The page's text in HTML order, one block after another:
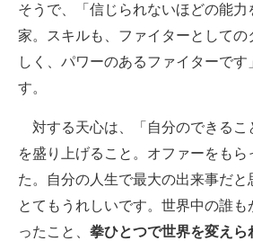
そうで、「信じられないほどの能力
家。スキルも、ファイターとしての
しく、パワーのあるファイターです
す。
対する天心は、「自分のできるこ
を盛り上げること。オファーをもら
た。自分の人生で最大の出来事だと
とてもうれしいです。世界中の誰
ったこと、 拳ひとつで世界を変えら